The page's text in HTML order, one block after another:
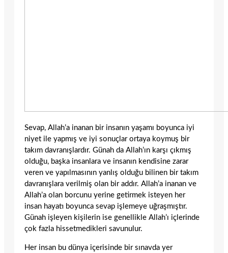
Sevap, Allah’a inanan bir insanın yaşamı boyunca iyi
niyet ile yapmış ve iyi sonuçlar ortaya koymuş bir
takım davranışlardır. Günah da Allah’ın karşı çıkmış
olduğu, başka insanlara ve insanın kendisine zarar
veren ve yapılmasının yanlış olduğu bilinen bir takım
davranışlara verilmiş olan bir addır. Allah’a inanan ve
Allah’a olan borcunu yerine getirmek isteyen her
insan hayatı boyunca sevap işlemeye uğraşmıştır.
Günah işleyen kişilerin ise genellikle Allah’ı içlerinde
çok fazla hissetmedikleri savunulur.
Her insan bu dünya içerisinde bir sınavda yer